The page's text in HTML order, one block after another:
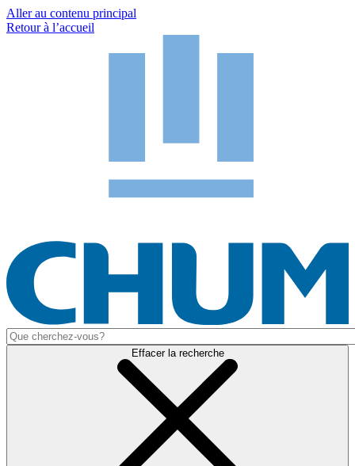
Aller au contenu principal
Retour à l’accueil
Effacer la recherche